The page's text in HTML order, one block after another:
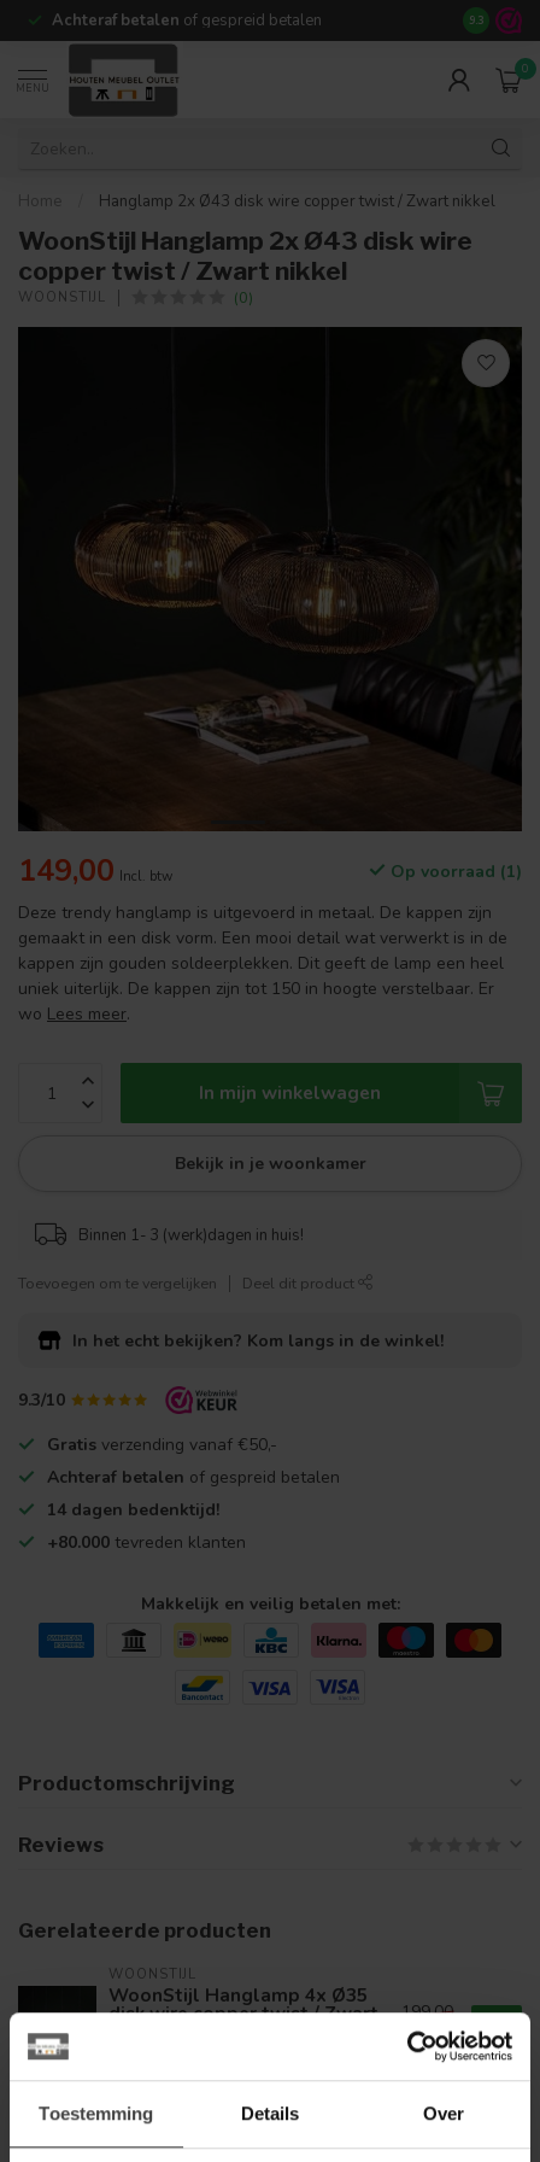
Toestemming Details Over
Achteraf betalen of gespreid betalen 14 dagen
9.3
MENU
0
Home Hanglamp 2x Ø43 disk wire copper twist / Zwart nikkel
WoonStijl Hanglamp 2x Ø43 disk wire
copper twist / Zwart nikkel
WOONSTIJL (0)
149,00 Incl. btw
Op voorraad (1)
Deze trendy hanglamp is uitgevoerd in metaal. De kappen zijn
gemaakt in een disk vorm. Een mooi detail wat verwerkt is in de
kappen zijn gouden soldeerplekken. Dit geeft de lamp een heel
uniek uiterlijk. De kappen zijn tot 150 in hoogte verstelbaar. Er
wo Lees meer.
In mijn winkelwagen
Bekijk in je woonkamer
Binnen 1- 3 (werk)dagen in huis!
Toevoegen om te vergelijken Deel dit product
In het echt bekijken? Kom langs in de winkel!
9.3/10
Gratis verzending vanaf €50,-
Achteraf betalen of gespreid betalen
14 dagen bedenktijd!
+80.000 tevreden klanten
Makkelijk en veilig betalen met:
Productomschrijving
Reviews
Gerelateerde producten
WOONSTIJL
WoonStijl Hanglamp 4x Ø35
disk wire copper twist / Zwart
Op voorraad
199,00
199,00